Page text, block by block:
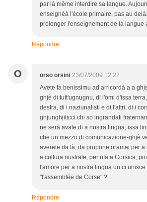
par là même interdire sa langue.
enseignéà l'école primaire, pas au
prolonger l'enseignement de la langue
Répondre
O orso orsini 23/07/2009 12:22
Avete fà benissimu ad arricordà a a
ghjè di tutt'ugnugnu, di l'omi d'issa
destra, di i naziunalisti e di l'altri, di i
ghjunghjiticci chi so ingrandati
ne serà avale di a nostra lingua, issa
che un mezzu di comunicazione-ghjè
averete da fà, da prupone oramai per
a cultura nustrale, per rifà a Corsica,
l'amore per a nostra lingua un ci
"l'assemblée de Corse" ?
Répondre